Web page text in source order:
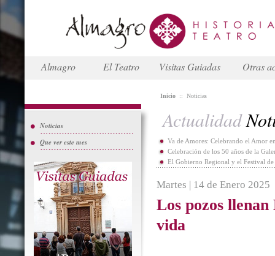
Almagro El Teatro Visitas Guiadas Otras
Noticias
Que ver este mes
Inicio :: Noticias
Actualidad
Va de Amores: Celebrando el Amor
Celebración de los 50 años de la
El Gobierno Regional y el Festival
Martes | 14 de Enero 2025
Los pozos
vida